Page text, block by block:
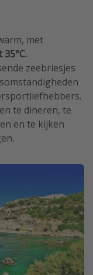
met
35°C.
zeebriesjes
te dineren, te
en te kijken